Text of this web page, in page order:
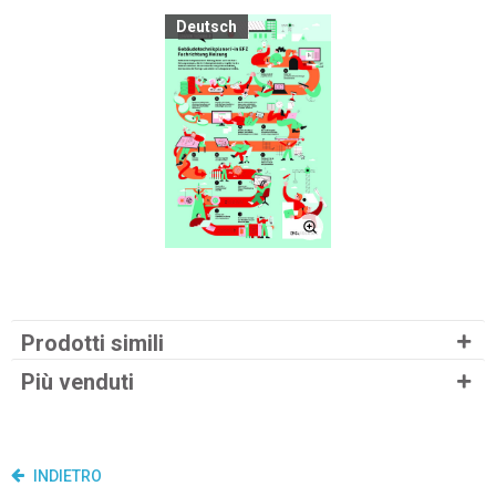
Deutsch
Prodotti simili
Più venduti
INDIETRO